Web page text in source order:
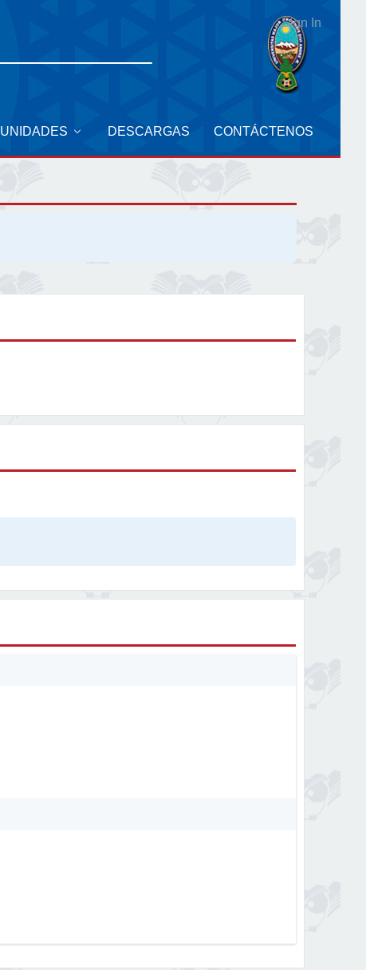
Sign In
UNIDADES DESCARGAS CONTÁCTENOS